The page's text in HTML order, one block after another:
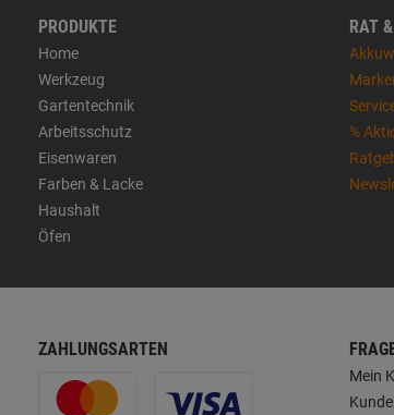
PRODUKTE
Home
Werkzeug
Gartentechnik
Arbeitsschutz
Eisenwaren
Farben & Lacke
Haushalt
Öfen
RAT
%
ZAHLUNGSARTEN
Mein